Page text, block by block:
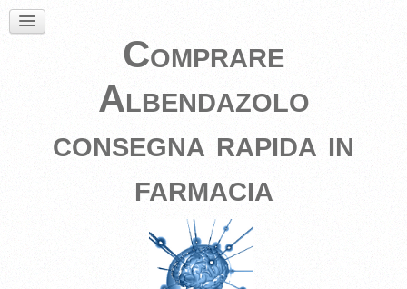
Comprare
Albendazolo
consegna rapida in
farmacia